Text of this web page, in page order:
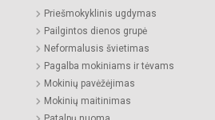
Priešmokyklinis ugdymas
Pailgintos dienos grupė
Neformalusis švietimas
Pagalba mokiniams ir tėvams
Mokinių pavėžėjimas
Mokinių maitinimas